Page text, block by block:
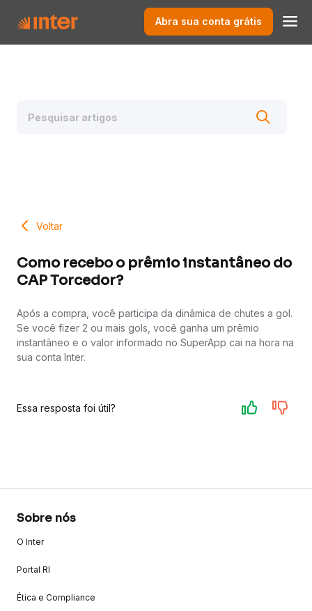
Abra sua conta grátis
Voltar
Como recebo o prêmio instantâneo do
CAP Torcedor?
Após a compra, você participa da dinâmica de chutes a gol.
Se você fizer 2 ou mais gols, você ganha um prêmio
instantâneo e o valor informado no SuperApp cai na hora na
sua conta Inter.
Essa resposta foi útil?
Sobre nós
O Inter
Portal RI
Ética e Compliance